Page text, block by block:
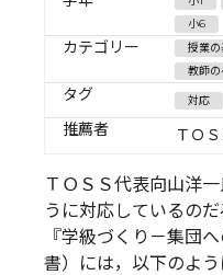
小6
カテゴリー
授業の
教師
タグ 対応
推薦者 ＴＯ
ＴＯＳＳ代表向山洋
うに対応しているのだ
『学級づくり－集団
書）には，以下のよう